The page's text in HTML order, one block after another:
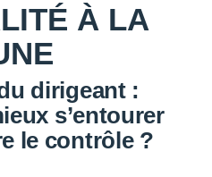
À LA
dirigeant :
s’entourer
le contrôle ?